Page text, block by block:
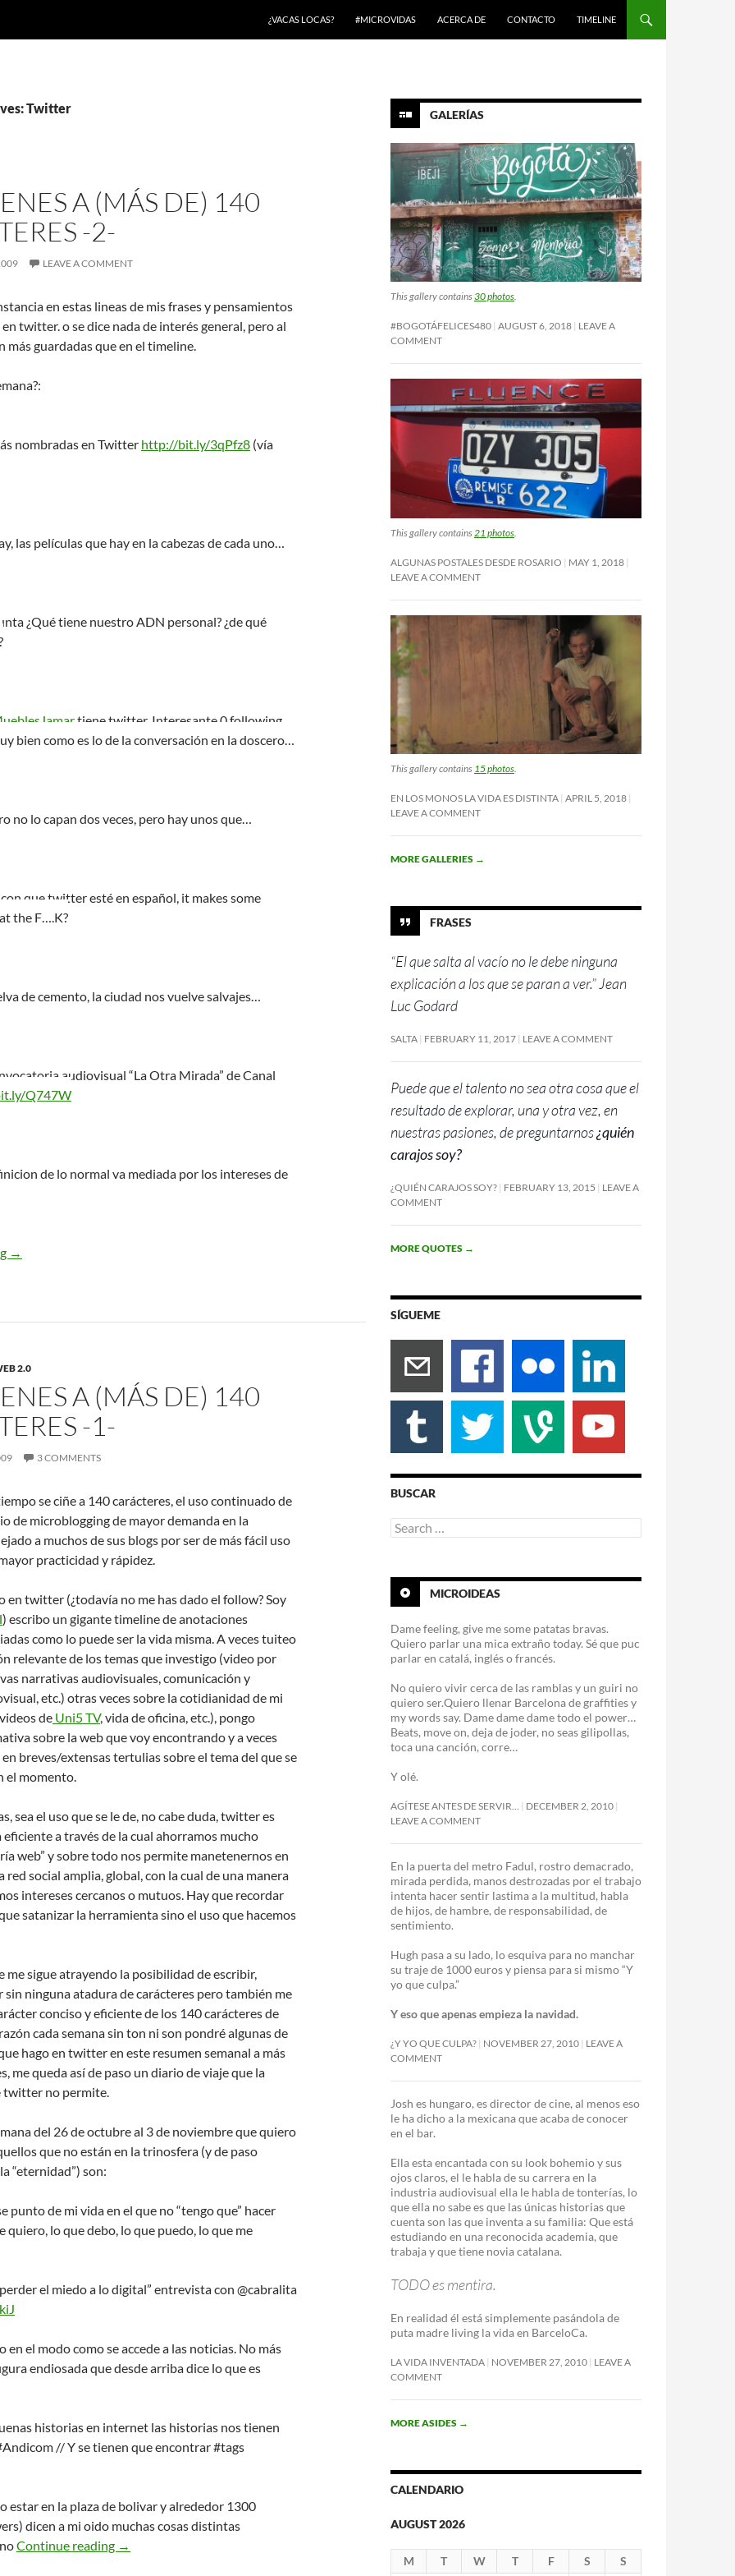
¿VACAS LOCAS? #MICROVIDAS ACERCA DE CONTACTO TIMELINE
Twitter
A (MÁS DE) 140
-2-
LEAVE A COMMENT
en estas lineas de mis frases y pensamientos
twitter. o se dice nada de interés general, pero al
más guardadas que en el timeline.
nombradas en Twitter http://bit.ly/3qPfz8 (vía
las películas que hay en la cabezas de cada uno…
¿Qué tiene nuestro ADN personal? ¿de qué
tiene twitter. Interesante 0 following.
bien como es lo de la conversación en la doscero…
no lo capan dos veces, pero hay unos que…
que twitter esté en español, it makes some
the F….K?
de cemento, la ciudad nos vuelve salvajes…
audiovisual “La Otra Mirada” de Canal
Q747W
de lo normal va mediada por los intereses de
Resumenes a (más de) 140 carácteres -2-
→
2.0
A (MÁS DE) 140
-1-
3 COMMENTS
se ciñe a 140 carácteres, el uso continuado de
de microblogging de mayor demanda en la
a muchos de sus blogs por ser de más fácil uso
practicidad y rápidez.
en twitter (¿todavía no me has dado el follow? Soy
) escribo un gigante timeline de anotaciones
como lo puede ser la vida misma. A veces tuiteo
relevante de los temas que investigo (video por
narrativas audiovisuales, comunicación y
etc.) otras veces sobre la cotidianidad de mi
de Uni5 TV, vida de oficina, etc.), pongo
sobre la web que voy encontrando y a veces
breves/extensas tertulias sobre el tema del que se
el momento.
sea el uso que se le de, no cabe duda, twitter es
a través de la cual ahorramos mucho
web” y sobre todo nos permite manetenernos en
red social amplia, global, con la cual de una manera
intereses cercanos o mutuos. Hay que recordar
satanizar la herramienta sino el uso que hacemos
me sigue atrayendo la posibilidad de escribir,
sin ninguna atadura de carácteres pero también me
conciso y eficiente de los 140 carácteres de
cada semana sin ton ni son pondré algunas de
hago en twitter en este resumen semanal a más
me queda así de paso un diario de viaje que la
twitter no permite.
del 26 de octubre al 3 de noviembre que quiero
que no están en la trinosfera (y de paso
“eternidad”) son:
punto de mi vida en el que no “tengo que” hacer
quiero, lo que debo, lo que puedo, lo que me
el miedo a lo digital” entrevista con @cabralita
en el modo como se accede a las noticias. No más
endiosada que desde arriba dice lo que es
historias en internet las historias nos tienen
// Y se tienen que encontrar #tags
estar en la plaza de bolivar y alrededor 1300
dicen a mi oido muchas cosas distintas
Continue reading Resumenes a (más de) 140 carácteres -1-
→
GALERÍAS
This gallery contains30 photos.
#BOGOTÁFELICES480 AUGUST 6, 2018 LEAVE A
COMMENT
This gallery contains 21 photos
ALGUNAS POSTALES DESDE ROSARIO
MAY 1, 2018
LEAVE A COMMENT
This gallery contains 15 photos.
EN LOS MONOS LA VIDA ES DISTINTA APRIL 5, 2018
LEAVE A COMMENT
MORE GALLERIES →
FRASES
“El que salta al vacío no le debe ninguna
explicación a los que se paran a ver.” Jean
Luc Godard
SALTA FEBRUARY 11, 2017 LEAVE A COMMENT
Puede que el talento no sea otra cosa que el
resultado de explorar, una y otra vez, en
nuestras pasiones, de preguntarnos¿quién
carajos soy?
¿QUIÉN CARAJOS SOY? FEBRUARY 13, 2015
LEAVE A
COMMENT
MORE QUOTES →
SÍGUEME
BUSCAR
Search
for:
MICROIDEAS
Dame feeling, give me some patatas bravas.
Quiero parlar una mica extraño today. Sé que puc
parlar en catalá, inglés o francés.
No quiero vivir cerca de las ramblas y un guiri no
quiero ser.Quiero llenar Barcelona de graffities y
my words say. Dame dame dame todo el power…
Beats, move on, deja de joder, no seas gilipollas,
toca una canción, corre…
Y olé.
AGÍTESE ANTES DE SERVIR…
DECEMBER 2, 2010
LEAVE A COMMENT
En la puerta del metro Fadul, rostro demacrado,
mirada perdida, manos destrozadas por el trabajo
intenta hacer sentir lastima a la multitud, habla
de hijos, de hambre, de responsabilidad, de
sentimiento.
Hugh pasa a su lado, lo esquiva para no manchar
su traje de 1000 euros y piensa para si mismo “Y
yo que culpa.”
Y eso que apenas empieza la navidad.
¿Y YO QUE CULPA? NOVEMBER 27, 2010 LEAVE A
COMMENT
Josh es hungaro, es director de cine, al menos eso
le ha dicho a la mexicana que acaba de conocer
en el bar.
Ella esta encantada con su look bohemio y sus
ojos claros, el le habla de su carrera en la
industria audiovisual ella le habla de tonterías, lo
que ella no sabe es que las únicas historias que
cuenta son las que inventa a su familia: Que está
estudiando en una reconocida academia, que
trabaja y que tiene novia catalana.
TODO es mentira.
En realidad él está simplemente pasándola de
puta madre living la vida en BarceloCa.
LA VIDA INVENTADA NOVEMBER 27, 2010 LEAVE A
COMMENT
MORE ASIDES →
CALENDARIO
AUGUST 2026
M T W T F S S